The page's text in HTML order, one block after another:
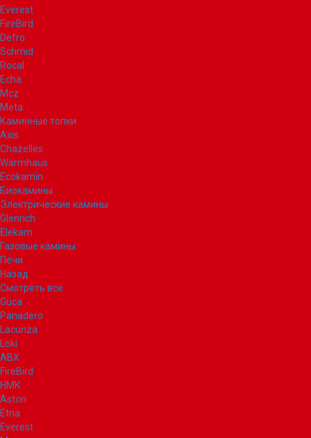
Everest
FireBird
Defro
Schmid
Rocal
Echa
Mcz
Meta
Каминные топки
Axis
Chazelles
Warmhaus
Ecokamin
Биокамины
Электрические камины
Glenrich
Elekam
Газовые камины
Печи
Назад
Смотреть все
Guca
Panadero
Lacunza
Loki
ABX
FireBird
НМК
Aston
Etna
Everest